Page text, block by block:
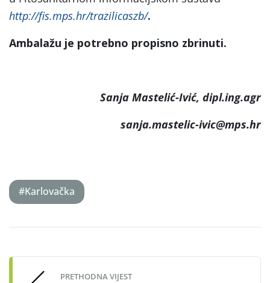
http://fis.mps.hr/trazilicaszb/.
Ambalažu je potrebno propisno zbrinuti.
Sanja Mastelić-Ivić, dipl.ing.agr
sanja.mastelic-ivic@mps.hr
#Karlovačka
navigation
PRETHODNA VIJEST